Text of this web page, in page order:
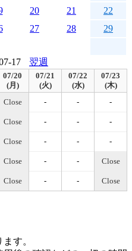
20 21
22
27 28
29
17 翌週
07/20
(月)
07/21
(火)
07/22
(水)
07/23
(木)
Close - - -
Close - - -
Close - - -
Close - - Close
Close - - Close
す。